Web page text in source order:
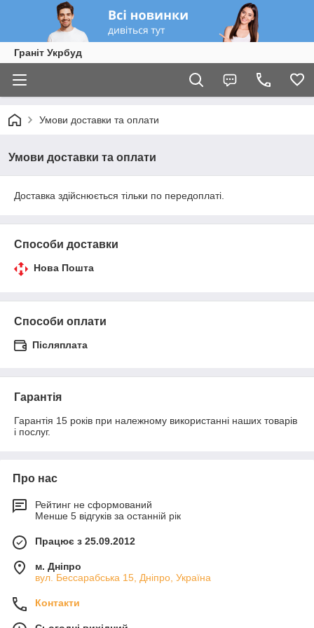
Граніт Укрбуд
Умови доставки та оплати
Умови доставки та оплати
Доставка здійснюється тільки по передоплаті.
Способи доставки
Нова Пошта
Способи оплати
Післяплата
Гарантія
Гарантія 15 років при належному використанні наших товарів
і послуг.
Про нас
Рейтинг не сформований
Менше 5 відгуків за останній рік
Працює з 25.09.2012
м. Дніпро
вул. Бессарабська 15, Дніпро, Україна
Контакти